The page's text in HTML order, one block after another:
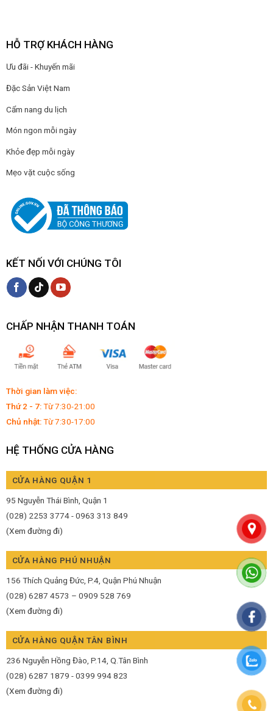
HỖ TRỢ KHÁCH HÀNG
Ưu đãi - Khuyến mãi
Đặc Sản Việt Nam
Cẩm nang du lịch
Món ngon mỗi ngày
Khỏe đẹp mỗi ngày
Mẹo vặt cuộc sống
KẾT NỐI VỚI CHÚNG TÔI
CHẤP NHẬN THANH TOÁN
Thời gian làm việc:
Thứ 2 - 7:Từ 7:30-21:00
Chủ nhật:Từ 7:30-17:00
HỆ THỐNG CỬA HÀNG
CỬA HÀNG QUẬN 1
95 Nguyễn Thái Bình, Quận 1
(028) 2253 3774 - 0963 313 849
(Xem đường đi)
CỬA HÀNG PHÚ NHUẬN
156 Thích Quảng Đức, P.4, Quận Phú Nhuận
(028) 6287 4573 – 0909 528 769
(Xem đường đi)
CỬA HÀNG QUẬN TÂN BÌNH
236 Nguyễn Hồng Đào, P.14, Q.Tân Bình
(028) 6287 1879 - 0399 994 823
(Xem đường đi)